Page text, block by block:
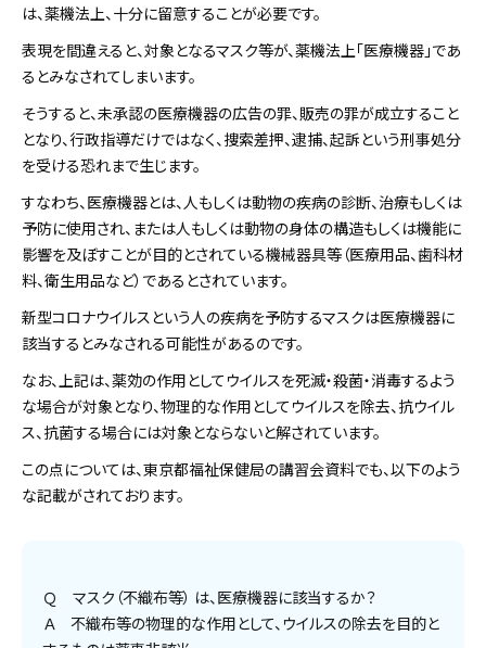
は、薬機法上、十分に留意することが必要です。
表現を間違えると、対象となるマスク等が、薬機法上「医療機器」であ
るとみなされてしまいます。
そうすると、未承認の医療機器の広告の罪、販売の罪が成立すること
となり、行政指導だけではなく、捜索差押、逮捕、起訴という刑事処分
を受ける恐れまで生じます。
すなわち、医療機器とは、人もしくは動物の疾病の診断、治療もしくは
予防に使用され、または人もしくは動物の身体の構造もしくは機能に
影響を及ぼすことが目的とされている機械器具等（医療用品、歯科材
料、衛生用品など）であるとされています。
新型コロナウイルスという人の疾病を予防するマスクは医療機器に
該当するとみなされる可能性があるのです。
なお、上記は、薬効の作用としてウイルスを死滅・殺菌・消毒するよう
な場合が対象となり、物理的な作用としてウイルスを除去、抗ウイル
ス、抗菌する場合には対象とならないと解されています。
この点については、東京都福祉保健局の講習会資料でも、以下のよう
な記載がされております。
Ｑ マスク（不織布等） は、医療機器に該当するか？
Ａ 不織布等の物理的な作用として、ウイルスの除去を目的と